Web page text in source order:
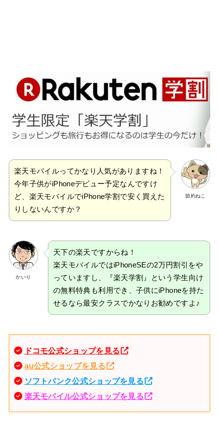
節約ねこ
楽天モバイルってかなり人気がありますね！
今年子供がiPhoneデビュー予定なんですけ
ど、楽天モバイルでiPhone学割で安く買えた
りしないんですか？
かいり
天下の楽天ですからね！
楽天モバイルではiPhoneSEの2万円割引をや
っていますし、『楽天学割』という学生向け
の無料特典も利用でき、子供にiPhoneを持た
せるなら最安クラスでかなりお勧めですよ♪
ドコモ公式ショップを見る
au公式ショップを見る
ソフトバンク公式ショップを見る
楽天モバイル公式ショップを見る